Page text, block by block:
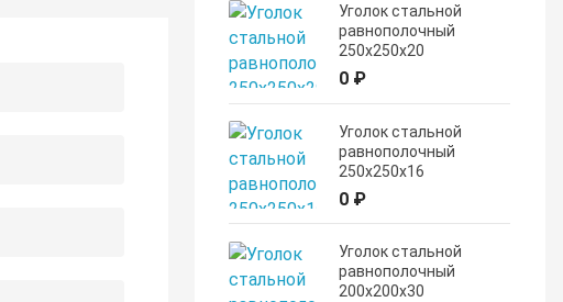
Уголок стальной
равнополочный
250х250х20
0 ₽
Уголок стальной
равнополочный
250х250х16
0 ₽
Уголок стальной
равнополочный
200х200х30